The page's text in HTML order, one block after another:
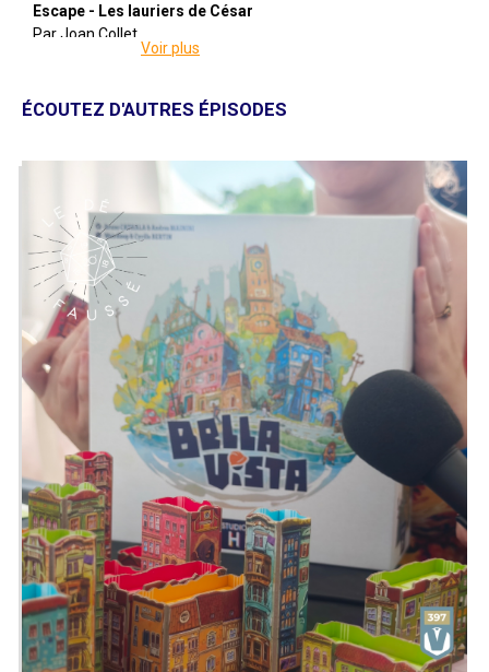
Escape - Les lauriers de César
Par Joan Collet
Ambiance sonore : Marie Moulin
Cohérence énigme/scénario : Thibault
à la conception de la salle : Nicolas
Delclite Par La Brigade des Jeux
De 2 à 5 joueuses
Pour 10 ans et +
Pour environ 25 minutes
Description : L'empereur Jules César
vous confie une mission de la plus
haute importance : Retrouver sa
précieuse couronne de lauriers.
Pénétrez dans sa mystérieuse tente de
commandement, et menez à bien votre
mission... Avant que les gaulois
n'attaquent !
Emission présentée parAlex&Zephiriel
Générique par
Adrien Larouzée
Twitter@ledefausse
InstagramLe Dé Faussé
FacebookLe Dé Faussé
Envie de nous soutenir ? Vous pouvez,
si vous le souhaitez, grâce au Patreon
Voir plus
ÉCOUTEZ D'AUTRES ÉPISODES